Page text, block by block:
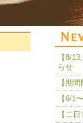
【8/
らせ
【期
【6/1
【二